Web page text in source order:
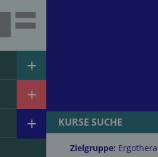
KURSE SUCHE
Zielgruppe: